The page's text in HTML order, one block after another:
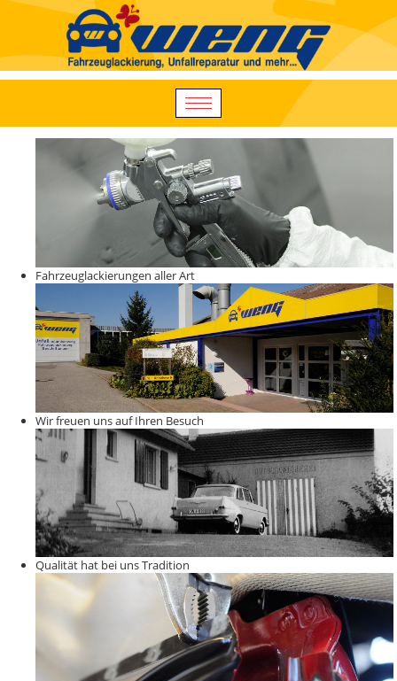
Fahrzeuglackierungen aller Art
Wir freuen uns auf Ihren Besuch
Qualität hat bei uns Tradition